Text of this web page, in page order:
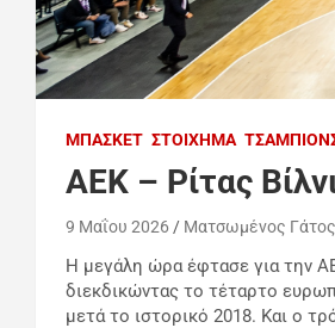
ΜΠΆΣΚΕΤ ΣΤΟΊΧΗΜΑ
ΑΕΚ – Ρίτας
9 Μαΐου 2026 Ματσωμένος Γάτος
Η μεγάλη ώρα έφτασε για την
διεκδικώντας το τέταρτο
μετά το ιστορικό 2018. Και ο